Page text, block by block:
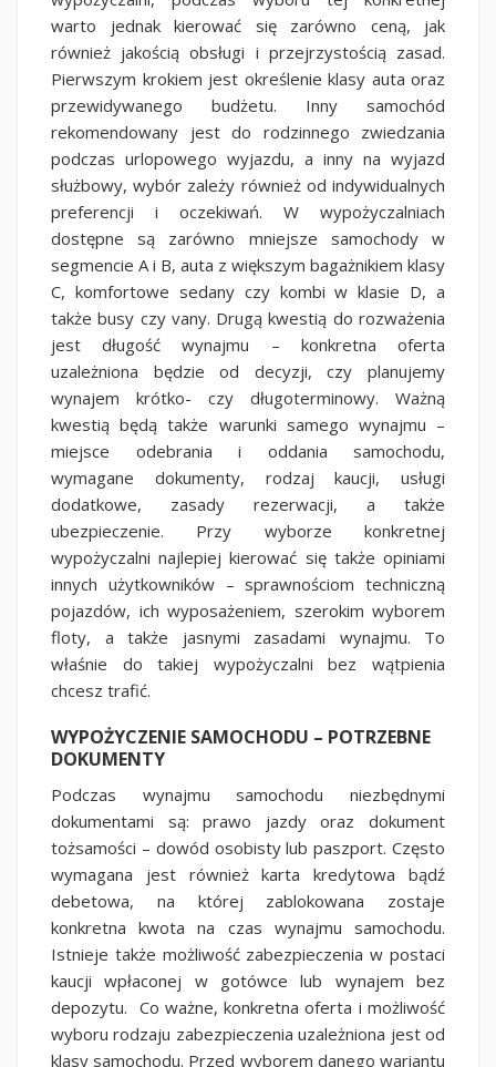
warto jednak kierować się zarówno ceną, jak
również jakością obsługi i przejrzystością zasad.
Pierwszym krokiem jest określenie klasy auta oraz
przewidywanego budżetu. Inny samochód
rekomendowany jest do rodzinnego zwiedzania
podczas urlopowego wyjazdu, a inny na wyjazd
służbowy, wybór zależy również od indywidualnych
preferencji i oczekiwań. W wypożyczalniach
dostępne są zarówno mniejsze samochody w
segmencie A i B, auta z większym bagażnikiem klasy
C, komfortowe sedany czy kombi w klasie D, a
także busy czy vany. Drugą kwestią do rozważenia
jest długość wynajmu – konkretna oferta
uzależniona będzie od decyzji, czy planujemy
wynajem krótko- czy długoterminowy. Ważną
kwestią będą także warunki samego wynajmu –
miejsce odebrania i oddania samochodu,
wymagane dokumenty, rodzaj kaucji, usługi
dodatkowe, zasady rezerwacji, a także
ubezpieczenie. Przy wyborze konkretnej
wypożyczalni najlepiej kierować się także opiniami
innych użytkowników – sprawnościom techniczną
pojazdów, ich wyposażeniem, szerokim wyborem
floty, a także jasnymi zasadami wynajmu. To
właśnie do takiej wypożyczalni bez wątpienia
chcesz trafić.
WYPOŻYCZENIE SAMOCHODU – POTRZEBNE
DOKUMENTY
Podczas wynajmu samochodu niezbędnymi
dokumentami są: prawo jazdy oraz dokument
tożsamości – dowód osobisty lub paszport. Często
wymagana jest również karta kredytowa bądź
debetowa, na której zablokowana zostaje
konkretna kwota na czas wynajmu samochodu.
Istnieje także możliwość zabezpieczenia w postaci
kaucji wpłaconej w gotówce lub wynajem bez
depozytu. Co ważne, konkretna oferta i możliwość
wyboru rodzaju zabezpieczenia uzależniona jest od
klasy samochodu. Przed wyborem danego wariantu